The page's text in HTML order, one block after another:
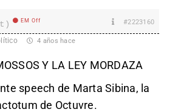
EM Off #2223160
4 años hace
Y LA LEY MORDAZA
speech de Marta Sibina, la
de Octuvre.